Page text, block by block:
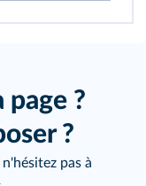
page ?
?
pas à